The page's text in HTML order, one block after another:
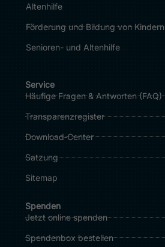
Altenhilfe
Förderung und Bildung von Kindern
Senioren- und Altenhilfe
Service
Häufige Fragen & Antworten (FAQ)
Transparenzregister
Download‑Center
Satzung
Sitemap
Spenden
Jetzt online spenden
Spendenbox bestellen